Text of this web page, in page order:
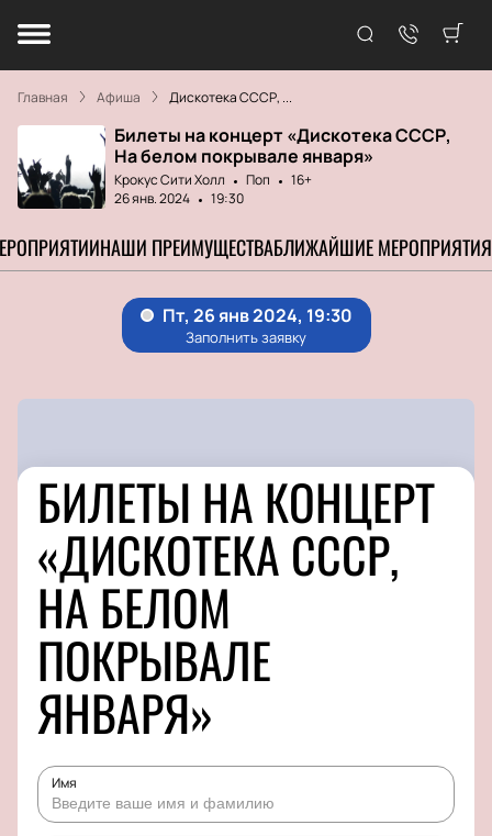
Главная Афиша Дискотека СССР, ...
Билеты на концерт «Дискотека СССР,
На белом покрывале января»
Крокус Сити Холл Поп
16+
26 янв. 2024
19:30
НАШИ ПРЕИМУЩЕСТВАБЛИЖАЙШИЕ МЕРОПРИЯТИЯ
БИЛЕТЫ НА КОНЦЕРТ
«ДИСКОТЕКА СССР,
НА БЕЛОМ
ПОКРЫВАЛЕ
ЯНВАРЯ»
Имя